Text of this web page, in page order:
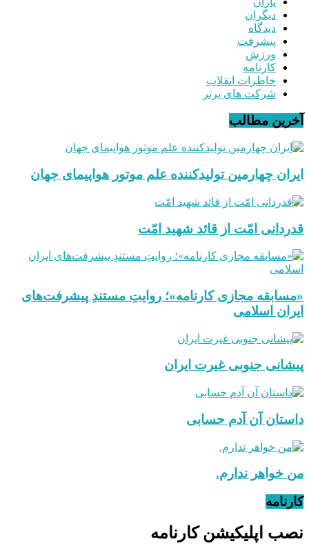
دیگران
دیدگاه
پیشرفت
ورزش
کارنامه
خاطرات انقلاب
شرکت های برتر
آخرین مطالب
ایران چهارمین تولیدکننده علم موتور هواپیمای جهان
قدردانی امّت از قائد شهید امّت
«مسابقه مجازی کارنامه»؛ روایتِ مستندِ پیشرفت‌های
ایران اسلامی
پیشانی جنوبی غیرت ایران
داستان آن آدم حسابی
من خواهر ندارم.
کارنامه
نصب اپلیکیشن کارنامه